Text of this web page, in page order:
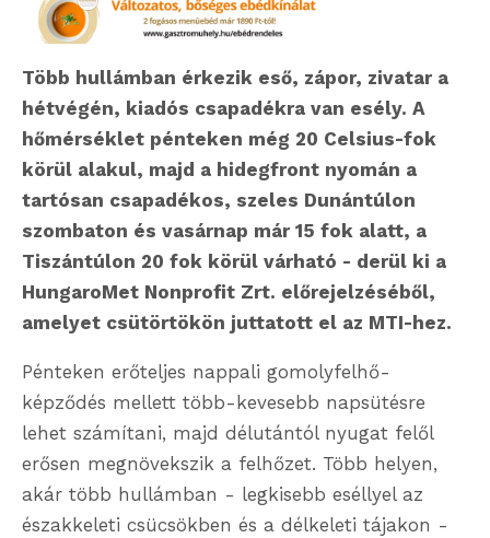
Több hullámban érkezik eső, zápor, zivatar a
hétvégén, kiadós csapadékra van esély. A
hőmérséklet pénteken még 20 Celsius-fok
körül alakul, majd a hidegfront nyomán a
tartósan csapadékos, szeles Dunántúlon
szombaton és vasárnap már 15 fok alatt, a
Tiszántúlon 20 fok körül várható - derül ki a
HungaroMet Nonprofit Zrt. előrejelzéséből,
amelyet csütörtökön juttatott el az MTI-hez.
Pénteken erőteljes nappali gomolyfelhő-
képződés mellett több-kevesebb napsütésre
lehet számítani, majd délutántól nyugat felől
erősen megnövekszik a felhőzet. Több helyen,
akár több hullámban - legkisebb eséllyel az
északkeleti csücsökben és a délkeleti tájakon -